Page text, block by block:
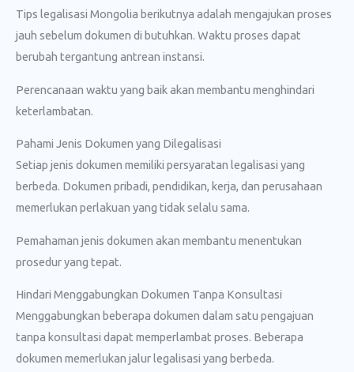
Tips legalisasi Mongolia berikutnya adalah mengajukan proses
jauh sebelum dokumen di butuhkan. Waktu proses dapat
berubah tergantung antrean instansi.
Perencanaan waktu yang baik akan membantu menghindari
keterlambatan.
Pahami Jenis Dokumen yang Dilegalisasi
Setiap jenis dokumen memiliki persyaratan legalisasi yang
berbeda. Dokumen pribadi, pendidikan, kerja, dan perusahaan
memerlukan perlakuan yang tidak selalu sama.
Pemahaman jenis dokumen akan membantu menentukan
prosedur yang tepat.
Hindari Menggabungkan Dokumen Tanpa Konsultasi
Menggabungkan beberapa dokumen dalam satu pengajuan
tanpa konsultasi dapat memperlambat proses. Beberapa
dokumen memerlukan jalur legalisasi yang berbeda.